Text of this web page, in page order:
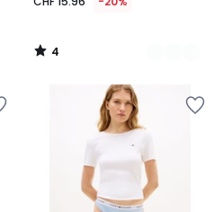
4
/